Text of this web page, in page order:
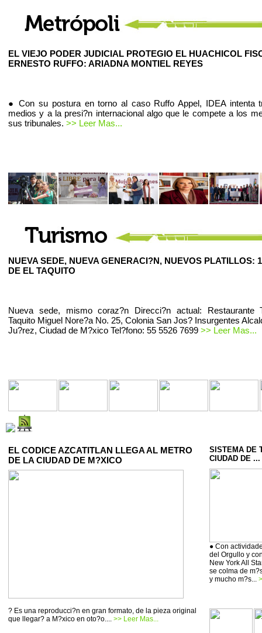
EL VIEJO PODER JUDICIAL PROTEGIO EL HUACHICOL
ERNESTO RUFFO: ARIADNA MONTIEL REYES
● Con su postura en torno al caso Ruffo Appel, IDEA intenta
medios y a la presi?n internacional algo que le compete a los
sus tribunales. >> Leer Mas...
NUEVA SEDE, NUEVA GENERACI?N, NUEVOS PLATILLOS:
DE EL TAQUITO
Nueva sede, mismo coraz?n Direcci?n actual: Restaurante
Taquito Miguel Nore?a No. 25, Colonia San Jos? Insurgentes
Ju?rez, Ciudad de M?xico Tel?fono: 55 5526 7699 >> Leer Mas...
EL CODICE AZCATITLAN LLEGA AL METRO
DE LA CIUDAD DE M?XICO
? Es una reproducci?n en gran formato, de la pieza original
que llegar? a M?xico en oto?o.... >> Leer Mas...
SISTEMA DE
CIUDAD DE ...
● Con
del Orgullo y
New York All
se colma de
y mucho m?s...